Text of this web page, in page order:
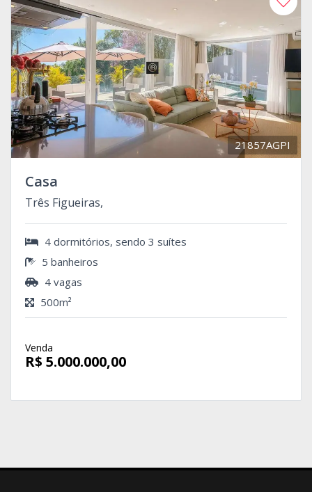
21857AGPI
Casa
Três Figueiras,
4 dormitórios, sendo 3 suítes
5 banheiros
4 vagas
500m²
Venda
R$ 5.000.000,00